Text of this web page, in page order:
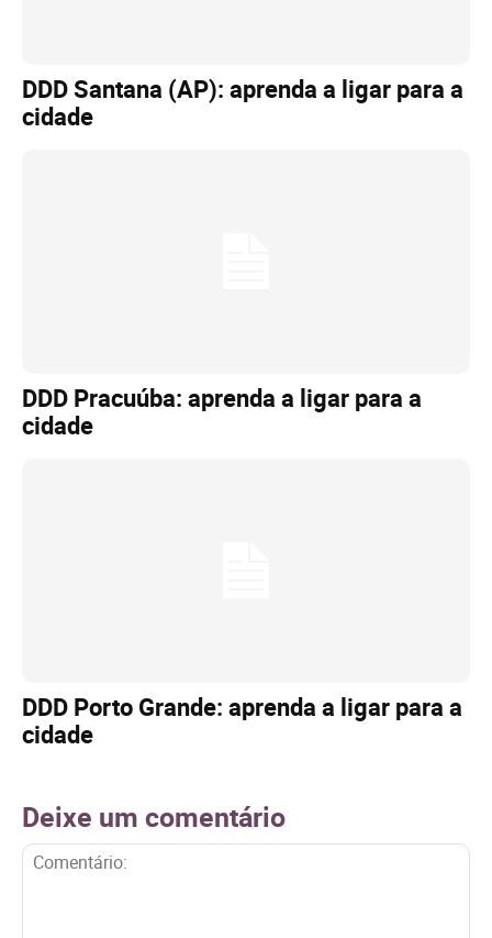
DDD Santana (AP): aprenda a ligar para a
cidade
DDD Pracuúba: aprenda a ligar para a
cidade
DDD Porto Grande: aprenda a ligar para a
cidade
Deixe um comentário